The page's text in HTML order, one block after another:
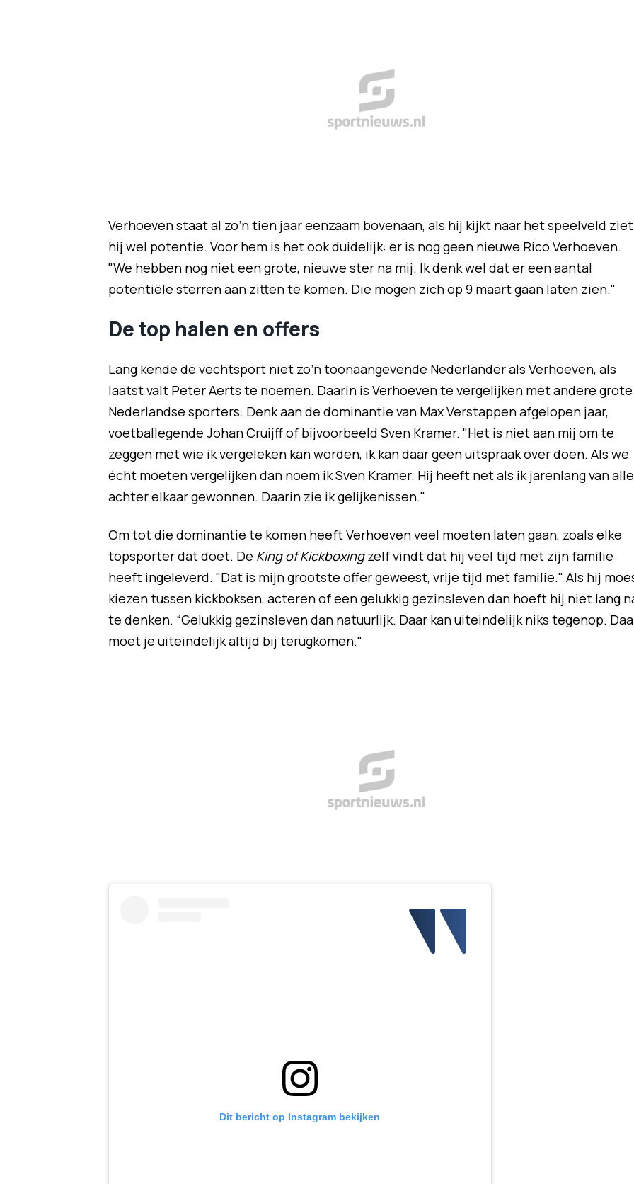
Verhoeven staat al zo’n tien jaar eenzaam bovenaan, als hij kijkt naar het speelveld ziet
hij wel potentie. Voor hem is het ook duidelijk: er is nog geen nieuwe Rico Verhoeven.
"We hebben nog niet een grote, nieuwe ster na mij. Ik denk wel dat er een aantal
potentiële sterren aan zitten te komen. Die mogen zich op 9 maart gaan laten zien."
De top halen en offers
Lang kende de vechtsport niet zo’n toonaangevende Nederlander als Verhoeven, als
laatst valt Peter Aerts te noemen. Daarin is Verhoeven te vergelijken met andere grote
Nederlandse sporters. Denk aan de dominantie van Max Verstappen afgelopen jaar,
voetballegende Johan Cruijff of bijvoorbeeld Sven Kramer. "Het is niet aan mij om te
zeggen met wie ik vergeleken kan worden, ik kan daar geen uitspraak over doen. Als we
écht moeten vergelijken dan noem ik Sven Kramer. Hij heeft net als ik jarenlang van
achter elkaar gewonnen. Daarin zie ik gelijkenissen."
Om tot die dominantie te komen heeft Verhoeven veel moeten laten gaan, zoals elke
topsporter dat doet. De King of Kickboxingzelf vindt dat hij veel tijd met zijn familie
heeft ingeleverd. "Dat is mijn grootste offer geweest, vrije tijd met familie." Als hij
kiezen tussen kickboksen, acteren of een gelukkig gezinsleven dan hoeft hij niet lang
te denken. “Gelukkig gezinsleven dan natuurlijk. Daar kan uiteindelijk niks tegenop.
moet je uiteindelijk altijd bij terugkomen."
Dit bericht op Instagram bekijken